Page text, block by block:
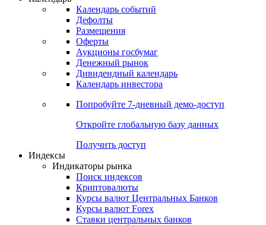
Календарь событий
Дефолты
Размещения
Оферты
Аукционы госбумаг
Денежный рынок
Дивидендный календарь
Календарь инвестора
Попробуйте 7-дневный демо-доступ
Откройте глобальную базу данных
Получить доступ
Индексы
Индикаторы рынка
Поиск индексов
Криптовалюты
Курсы валют Центральных Банков
Курсы валют Forex
Ставки центральных банков